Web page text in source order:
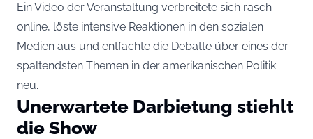
Ein Video der Veranstaltung verbreitete sich rasch
online, löste intensive Reaktionen in den sozialen
Medien aus und entfachte die Debatte über eines der
spaltendsten Themen in der amerikanischen Politik
neu.
Unerwartete Darbietung stiehlt
die Show